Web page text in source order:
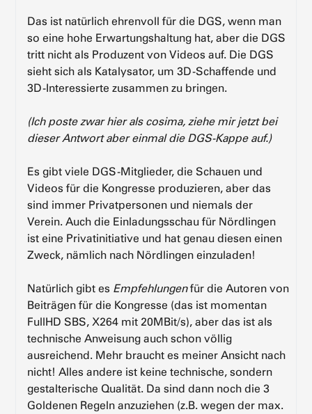
Das ist natürlich ehrenvoll für die DGS, wenn man
so eine hohe Erwartungshaltung hat, aber die DGS
tritt nicht als Produzent von Videos auf. Die DGS
sieht sich als Katalysator, um 3D-Schaffende und
3D-Interessierte zusammen zu bringen.
(Ich poste zwar hier als cosima, ziehe mir jetzt bei
dieser Antwort aber einmal die DGS-Kappe auf.)
Es gibt viele DGS-Mitglieder, die Schauen und
Videos für die Kongresse produzieren, aber das
sind immer Privatpersonen und niemals der
Verein. Auch die Einladungsschau für Nördlingen
ist eine Privatinitiative und hat genau diesen einen
Zweck, nämlich nach Nördlingen einzuladen!
Natürlich gibt es Empfehlungenfür die Autoren von
Beiträgen für die Kongresse (das ist momentan
FullHD SBS, X264 mit 20MBit/s), aber das ist als
technische Anweisung auch schon völlig
ausreichend. Mehr braucht es meiner Ansicht nach
nicht! Alles andere ist keine technische, sondern
gestalterische Qualität. Da sind dann noch die 3
Goldenen Regeln anzuziehen (z.B. wegen der max.